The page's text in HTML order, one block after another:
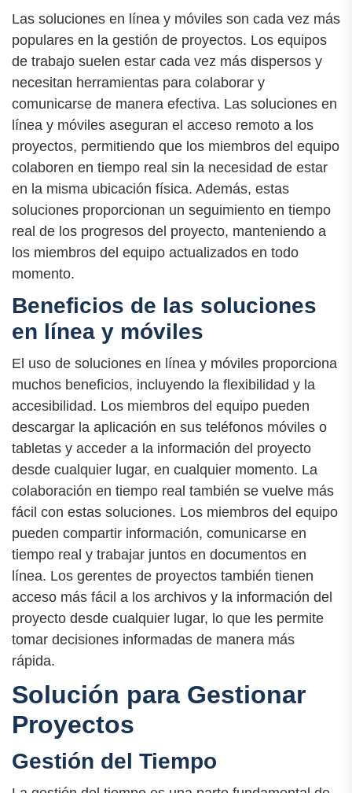
Las soluciones en línea y móviles son cada vez más
populares en la gestión de proyectos. Los equipos
de trabajo suelen estar cada vez más dispersos y
necesitan herramientas para colaborar y
comunicarse de manera efectiva. Las soluciones en
línea y móviles aseguran el acceso remoto a los
proyectos, permitiendo que los miembros del equipo
colaboren en tiempo real sin la necesidad de estar
en la misma ubicación física. Además, estas
soluciones proporcionan un seguimiento en tiempo
real de los progresos del proyecto, manteniendo a
los miembros del equipo actualizados en todo
momento.
Beneficios de las soluciones
en línea y móviles
El uso de soluciones en línea y móviles proporciona
muchos beneficios, incluyendo la flexibilidad y la
accesibilidad. Los miembros del equipo pueden
descargar la aplicación en sus teléfonos móviles o
tabletas y acceder a la información del proyecto
desde cualquier lugar, en cualquier momento. La
colaboración en tiempo real también se vuelve más
fácil con estas soluciones. Los miembros del equipo
pueden compartir información, comunicarse en
tiempo real y trabajar juntos en documentos en
línea. Los gerentes de proyectos también tienen
acceso más fácil a los archivos y la información del
proyecto desde cualquier lugar, lo que les permite
tomar decisiones informadas de manera más
rápida.
Solución para Gestionar
Proyectos
Gestión del Tiempo